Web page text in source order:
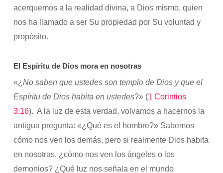
acerquemos a la realidad divina, a Dios mismo, quien
nos ha llamado a ser Su propiedad por Su voluntad y
propósito.
El Espíritu de Dios mora en nosotras
«¿ No saben que ustedes son templo de Dios y que el
Espíritu de Dios habita en ustedes?» (1 Corintios
3:16). A la luz de esta verdad, volvamos a hacernos la
antigua pregunta: «¿Qué es el hombre?» Sabemos
cómo nos ven los demás, pero si realmente Dios habita
en nosotras, ¿cómo nos ven los ángeles o los
demonios? ¿Qué luz nos señala en el mundo